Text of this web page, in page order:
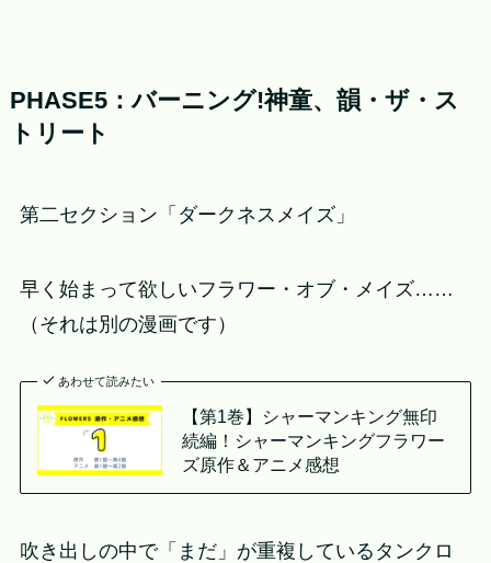
PHASE5：バーニング!神童、韻・ザ・ス
トリート
第二セクション「ダークネスメイズ」
早く始まって欲しいフラワー・オブ・メイズ……
（それは別の漫画です）
あわせて読みたい
【第1巻】シャーマンキング無印
続編！シャーマンキングフラワー
ズ原作＆アニメ感想
吹き出しの中で「まだ」が重複しているタンクロ